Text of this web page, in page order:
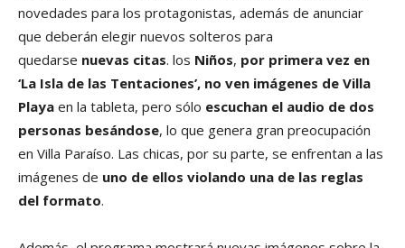
novedades para los protagonistas, además de anunciar
que deberán elegir nuevos solteros para
quedarse nuevas citas. los Niños, por primera vez en
‘La Isla de las Tentaciones’, no ven imágenes de Villa
Playa en la tableta, pero sólo escuchan el audio de dos
personas besándose, lo que genera gran preocupación
en Villa Paraíso. Las chicas, por su parte, se enfrentan a las
imágenes de uno de ellos violando una de las reglas
del formato.